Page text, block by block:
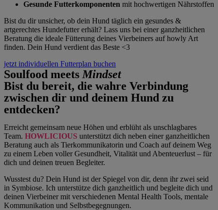
Gesunde Futterkomponenten mit hochwertigen Nährstoffen
Bist du dir unsicher, ob dein Hund täglich ein gesundes &
artgerechtes Hundefutter erhält? Lass uns bei einer ganzheitlichen
Beratung die ideale Fütterung deines Vierbeiners auf howly Art
finden. Dein Hund verdient das Beste <3
jetzt individuellen Futterplan buchen
Soulfood meets Mindset
Bist du bereit, die wahre Verbindung
zwischen dir und deinem Hund zu
entdecken?
Erreicht gemeinsam neue Höhen und erblüht als unschlagbares
Team. HOWLICIOUS unterstützt dich neben einer ganzheitlichen
Beratung auch als Tierkommunikatorin und Coach auf deinem Weg
zu einem Leben voller Gesundheit, Vitalität und Abenteuerlust – für
dich und deinen treuen Begleiter.
Wusstest du? Dein Hund ist der Spiegel von dir, denn ihr zwei seid
in Symbiose. Ich unterstütze dich ganzheitlich und begleite dich und
deinen Vierbeiner mit verschiedenen Mental Health Tools, mentale
Kommunikation und Selbstbegegnungen.